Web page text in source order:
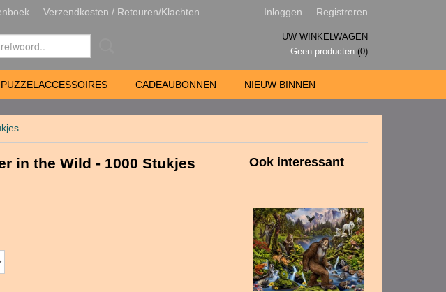
Verzendkosten / Retouren/Klachten Inloggen Registreren
UW WINKELWAGEN
Geen producten (0)
PUZZELACCESSOIRES CADEAUBONNEN NIEUW BINNEN
in the Wild - 1000 Stukjes Ook interessant